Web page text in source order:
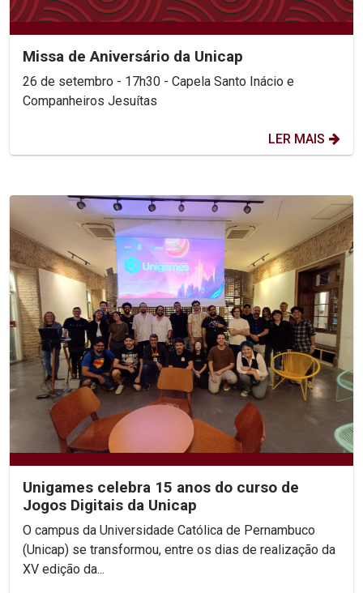
Missa de Aniversário da Unicap
26 de setembro - 17h30 - Capela Santo Inácio e
Companheiros Jesuítas
LER MAIS
Unigames celebra 15 anos do curso de
Jogos Digitais da Unicap
O campus da Universidade Católica de Pernambuco
(Unicap) se transformou, entre os dias de realização da
XV edição da...